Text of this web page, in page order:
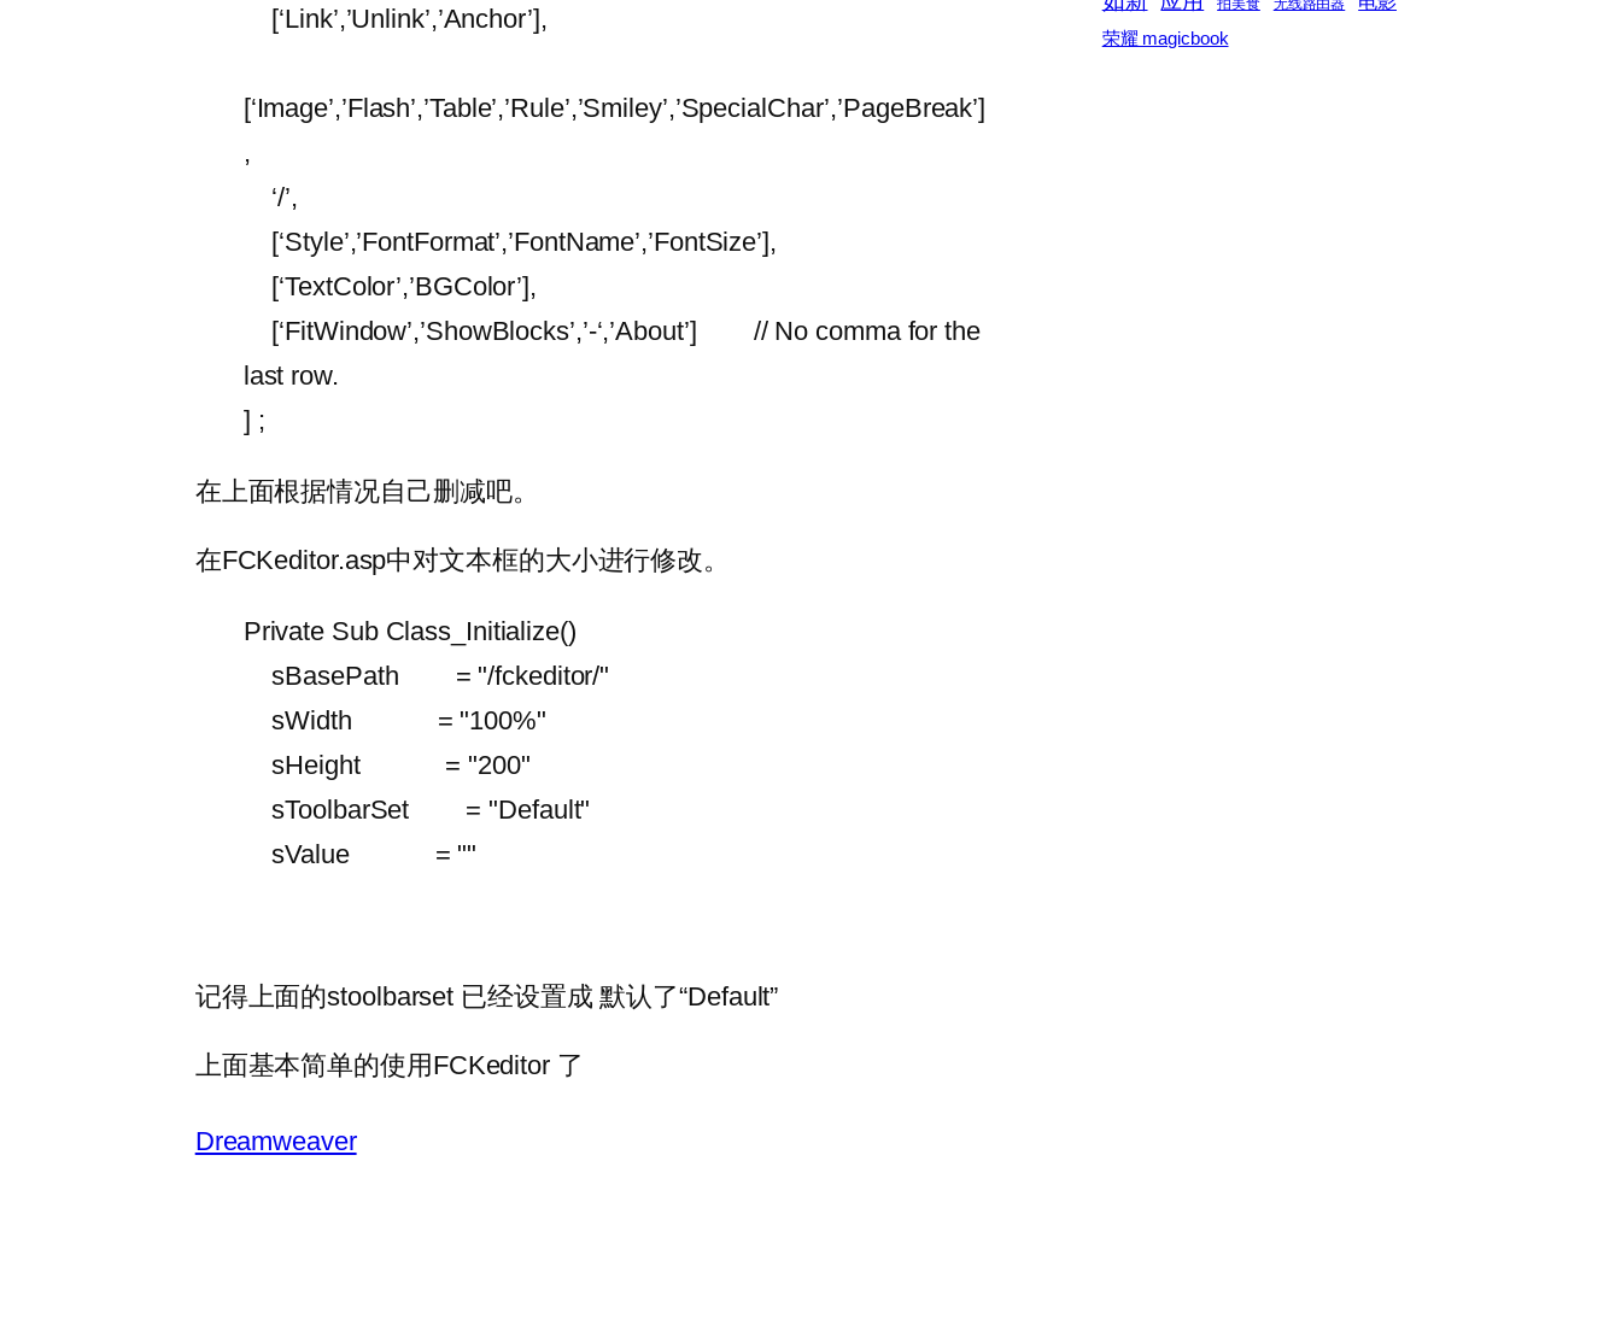
[‘Link’,’Unlink’,’Anchor’],
[‘Image’,’Flash’,’Table’,’Rule’,’Smiley’,’SpecialChar’,’PageBreak’]
,
‘/’,
[‘Style’,’FontFormat’,’FontName’,’FontSize’],
[‘TextColor’,’BGColor’],
[‘FitWindow’,’ShowBlocks’,’-‘,’About’] // No comma for the
last row.
] ;
在上面根据情况自己删减吧。
在FCKeditor.asp中对文本框的大小进行修改。
Private Sub Class_Initialize()
sBasePath = "/fckeditor/"
sWidth = "100%"
sHeight = "200"
sToolbarSet = "Default"
sValue = ""
记得上面的stoolbarset 已经设置成 默认了“Default”
上面基本简单的使用FCKeditor 了
Dreamweaver
拍美食 无线路由器
荣耀 magicbook